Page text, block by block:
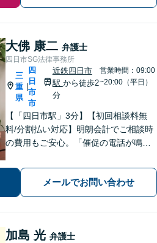
大佛 康二 弁護士
四日市SG法律事務所
三
重
県
四
日
市
市
近鉄四日市
駅 から徒歩2
分
営業時間：09:00
~20:00（平日）
【「四日市駅」3分】【初回相談料無
料/分割払い対応】明朗会計でご相談時
の費用もご安心。「催促の電話が鳴り
た」に対応できます。自己破産や任意
整理、個人再生など幅広い解決方法を
提示【完全個室で安心】
メールでお問い合わせ
加島 光 弁護士